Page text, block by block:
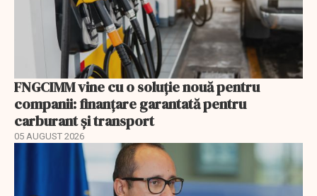
FNGCIMM vine cu o soluție nouă pentru
companii: finanțare garantată pentru
carburant și transport
05 AUGUST 2026